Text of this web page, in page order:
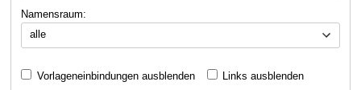
Namensraum:
alle
Vorlageneinbindungen ausblenden Links ausblenden